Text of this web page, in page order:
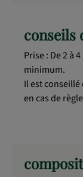
Prise : De 2 à
minimum.
Il est
en cas de